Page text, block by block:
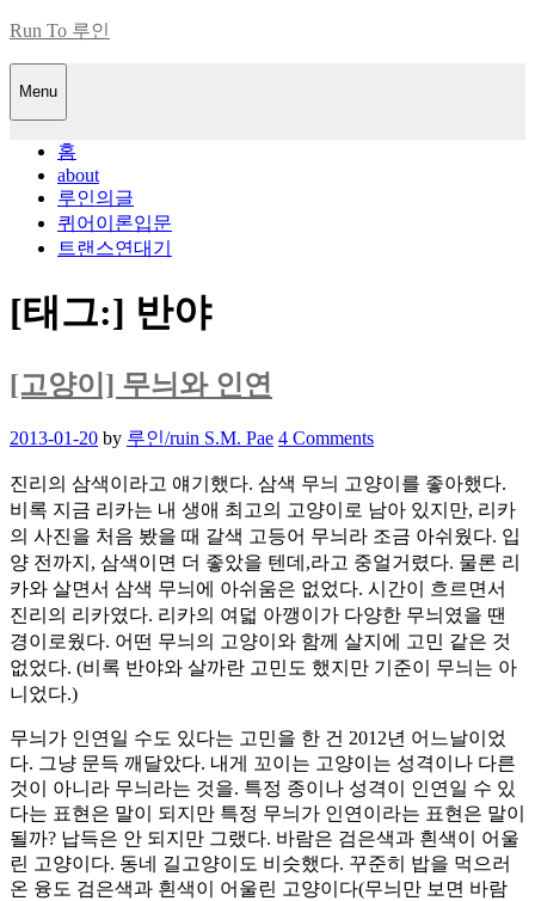
Skip
content
Run To 루인
Menu
홈
about
루인의글
퀴어이론입문
트랜스연대기
[태그:] 반야
[고양이] 무늬와 인연
Posted
2013-01-20 by 루인/ruin S.M. Pae 4 Comments
진리의 삼색이라고 얘기했다. 삼색 무늬 고양이를 좋아했다.
비록 지금 리카는 내 생애 최고의 고양이로 남아 있지만, 리카
의 사진을 처음 봤을 때 갈색 고등어 무늬라 조금 아쉬웠다. 입
양 전까지, 삼색이면 더 좋았을 텐데,라고 중얼거렸다. 물론 리
카와 살면서 삼색 무늬에 아쉬움은 없었다. 시간이 흐르면서
진리의 리카였다. 리카의 여덟 아깽이가 다양한 무늬였을 땐
경이로웠다. 어떤 무늬의 고양이와 함께 살지에 고민 같은 것
없었다. (비록 반야와 살까란 고민도 했지만 기준이 무늬는 아
니었다.)
무늬가 인연일 수도 있다는 고민을 한 건 2012년 어느날이었
다. 그냥 문득 깨달았다. 내게 꼬이는 고양이는 성격이나 다른
것이 아니라 무늬라는 것을. 특정 종이나 성격이 인연일 수 있
다는 표현은 말이 되지만 특정 무늬가 인연이라는 표현은 말이
될까? 납득은 안 되지만 그랬다. 바람은 검은색과 흰색이 어울
린 고양이다. 동네 길고양이도 비슷했다. 꾸준히 밥을 먹으러
온 융도 검은색과 흰색이 어울린 고양이다(무늬만 보면 바람